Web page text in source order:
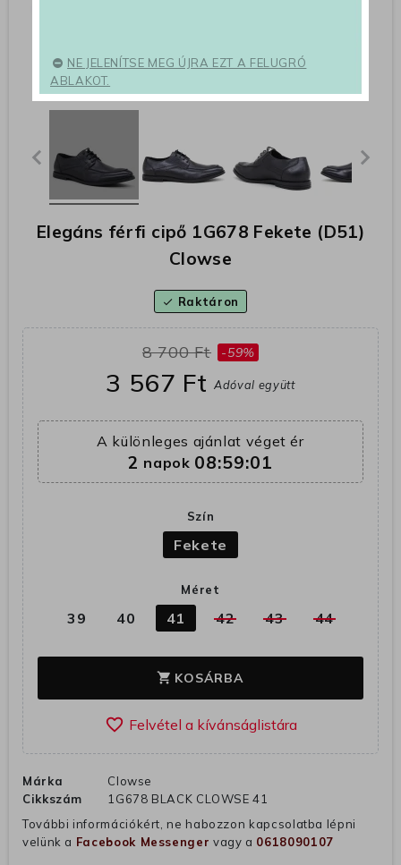
Elegáns férfi cipő 1G678 Fekete (D51)
Clowse
check Raktáron
8 700 Ft -59%
3 567 FtAdóval együtt
A különleges ajánlat véget ér
2 napok 08:59:01
Szín
Fekete
Méret
39 40 41 42 43 44
shopping_cart KOSÁRBA
favorite_border
Márka
Clowse
Cikkszám
1G678 BLACK CLOWSE 41
További információkért, ne habozzon kapcsolatba lépni
velünk a Facebook Messenger vagy a 0618090107
NE JELENÍTSE MEG ÚJRA EZT A FELUGRÓ
ABLAKOT.